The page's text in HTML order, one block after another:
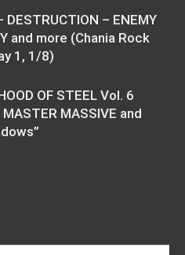
DESTRUCTION – ENEMY
and more (Chania Rock
1, 1/8)
OF STEEL Vol. 6
MASSIVE and